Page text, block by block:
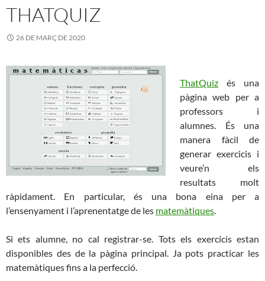
THATQUIZ
26 DE MARÇ DE 2020
ThatQuiz és una
pàgina web per a
professors i
alumnes. És una
manera fàcil de
generar exercicis i
veure’n els
resultats molt
ràpidament. En particular, és una bona eina per a
l’ensenyament i l’aprenentatge de les matemàtiques.
Si ets alumne, no cal registrar-se. Tots els exercicis estan
disponibles des de la pàgina principal. Ja pots practicar les
matemàtiques fins a la perfecció.